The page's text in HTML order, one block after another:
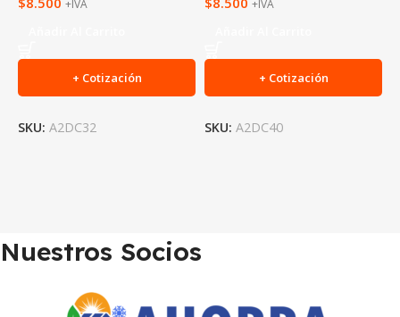
+IVA
+ Cotización
SKU: A2DC32
+IVA
+ Cotización
SKU: A2DC40
Nuestros Socios